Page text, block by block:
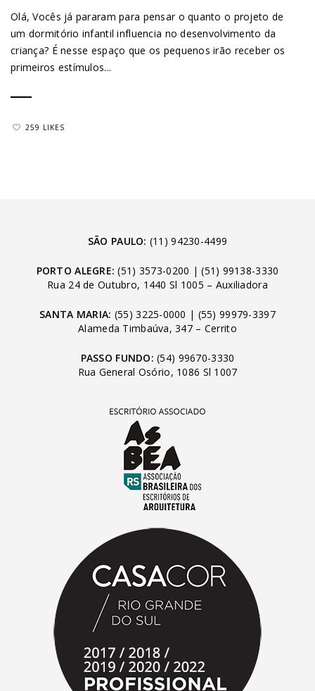
Olá, Vocês já pararam para pensar o quanto o projeto de
um dormitório infantil influencia no desenvolvimento da
criança? É nesse espaço que os pequenos irão receber os
primeiros estímulos...
259 LIKES
SÃO PAULO: (11) 94230-4499
PORTO ALEGRE: (51) 3573-0200 |(51) 99138-3330
Rua 24 de Outubro, 1440 Sl 1005 – Auxiliadora
SANTA MARIA: (55) 3225-0000 | (55) 99979-3397
Alameda Timbaúva, 347 – Cerrito
PASSO FUNDO: (54) 99670-3330
Rua General Osório, 1086 Sl 1007